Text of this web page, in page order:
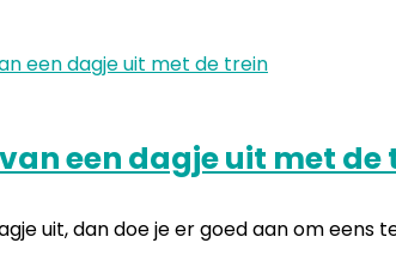
een dagje uit met de
uit, dan doe je er goed aan om